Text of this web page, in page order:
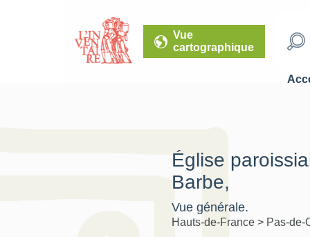
Vue
cartographique
Église
Barbe,
Vue générale.
Hauts-de-France > Pas-